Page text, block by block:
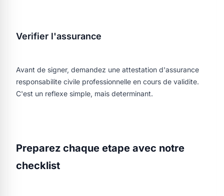
Verifier l'assurance
Avant de signer, demandez une attestation d'assurance
responsabilite civile professionnelle en cours de validite.
C'est un reflexe simple, mais determinant.
Preparez chaque etape avec notre
checklist